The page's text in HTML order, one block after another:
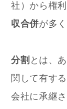
社）から権
収合併が多
分割 とは、
関して有す
会社に承継